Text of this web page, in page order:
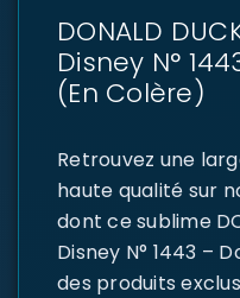
DONALD
Disney N°
(En Colère)
Retrouvez une
haute qualité sur
dont ce sublime
Disney N° 1443 –
des produits